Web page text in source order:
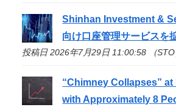
Shinhan Investment &
向け口座管理サービスを
投稿日 2026年7月29日 11:00:58 （STO
“Chimney Collapses” at
with Approximately 8